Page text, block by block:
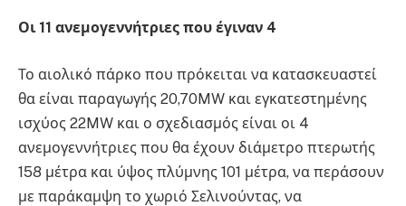
Οι 11 ανεμογεννήτριες που έγιναν 4
Το αιολικό πάρκο που πρόκειται να κατασκευαστεί
θα είναι παραγωγής 20,70MW και εγκατεστημένης
ισχύος 22MW και ο σχεδιασμός είναι οι 4
ανεμογεννήτριες που θα έχουν διάμετρο πτερωτής
158 μέτρα και ύψος πλύμνης 101 μέτρα, να περάσουν
με παράκαμψη το χωριό Σελινούντας, να